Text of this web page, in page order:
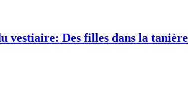
vestiaire: Des filles dans la tanière